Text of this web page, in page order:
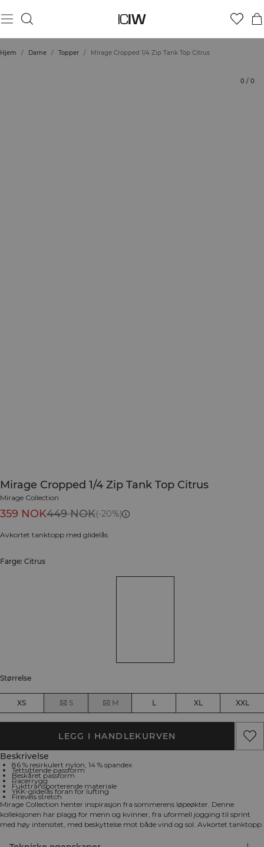
Hjem / Dame / Topper / Mirage Cropped 1/4 Zip Tank Top Citrus
0 / 0
Mirage Cropped 1/4 Zip Tank Top Citrus
Mirage Collection
359 NOK449 NOK(-20%)
Avkortet tanktopp med glidelås
Farge: Citrus
Størrelse
XS S M L XL XXL
LEGG I HANDLEKURVEN
Beskrivelse
86 % resirkulert nylon, 14 % spandex
Tettsittende passform
Beskåret passform
Racerrygg
Fukttransporterende materiale
YKK-glidelås foran for lufting
Fireveis stretch
Mirage Collection henter inspirasjon fra sommerens løpeøkter. Denne
kolleksjonen har plagg for menn og kvinner, fra uformell jogging til sprint
med høy intensitet, med beskyttelse mot både vind og sol. Avkortet tanktopp
for løping på varme dager. Materialet er svært elastisk med